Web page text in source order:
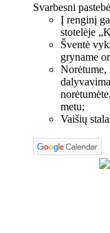
Svarbesni
Į renginį
stotelėje
Šventė
gryname
Norėtume,
metu;
Vaišių